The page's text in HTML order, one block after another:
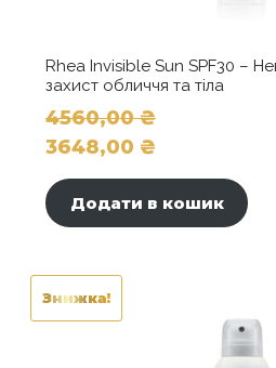
Rhea Invisible Sun SPF30 –
захист обличчя та тіла
4560,00₴
Оригінальна
4560,00 ₴.
3648,00 ₴
ціна:
3648,00 ₴.
Додати в кошик
Знижка!